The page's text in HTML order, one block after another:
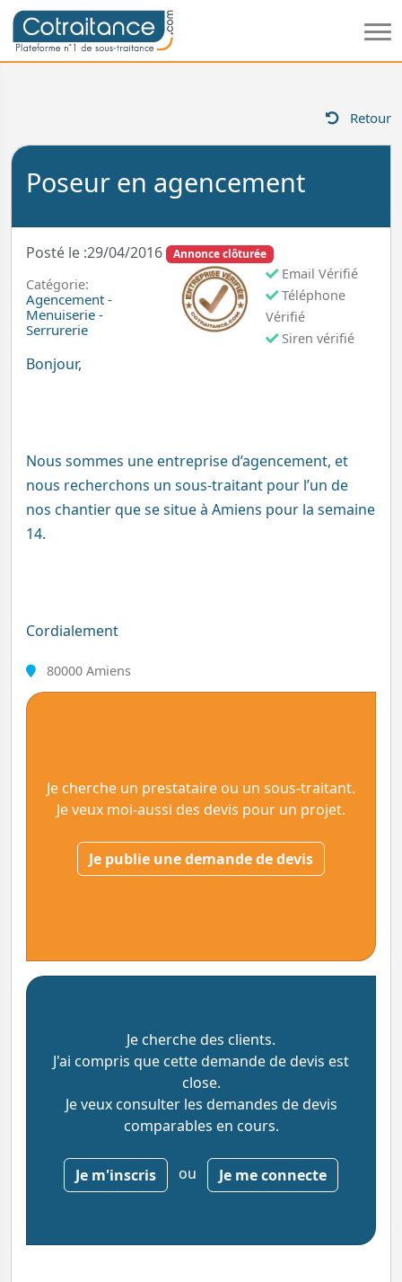
Retour
Poseur en agencement
Posté le :29/04/2016 Annonce clôturée
Email Vérifié
Téléphone
Vérifié
Siren vérifié
Catégorie:
Agencement -
Menuiserie -
Serrurerie
Bonjour,
Nous sommes une entreprise d’agencement, et
nous recherchons un sous-traitant pour l’un de
nos chantier que se situe à Amiens pour la semaine
14.
Cordialement
80000 Amiens
Je cherche un prestataire ou un sous-traitant.
Je veux moi-aussi des devis pour un projet.
Je publie une demande de devis
Je cherche des clients.
J'ai compris que cette demande de devis est
close.
Je veux consulter les demandes de devis
comparables en cours.
Je m'inscris ou Je me connecte